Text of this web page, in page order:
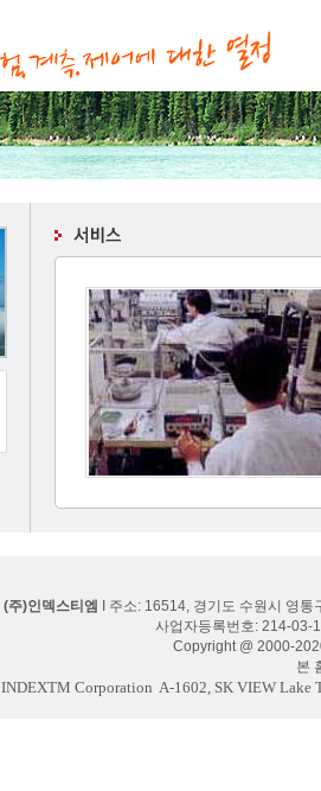
(주)인덱스티엠
I 주소: 16514, 경기도 수원시 영
사업자등록번호: 214-
Copyright @ 2000-
본 홈
INDEXTM Corporation A-1602, SK VIEW Lake